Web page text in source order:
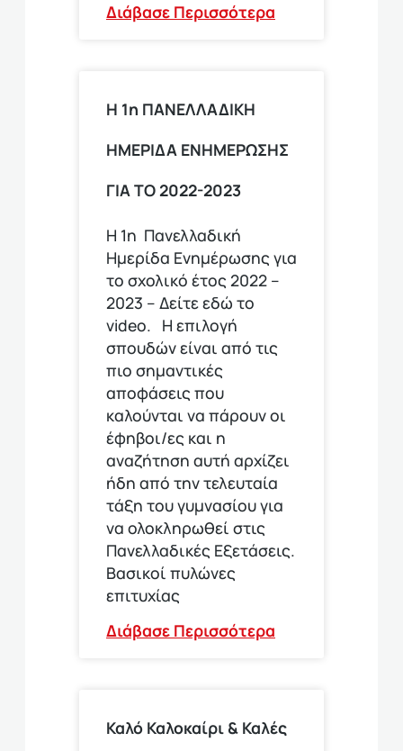
Διάβασε Περισσότερα
Η 1η ΠΑΝΕΛΛΑΔΙΚΗ
ΗΜΕΡΙΔΑ ΕΝΗΜΕΡΩΣΗΣ
ΓΙΑ ΤΟ 2022-2023
Η 1η Πανελλαδική
Ημερίδα Ενημέρωσης για
το σχολικό έτος 2022 –
2023 – Δείτε εδώ το
video. Η επιλογή
σπουδών είναι από τις
πιο σημαντικές
αποφάσεις που
καλούνται να πάρουν οι
έφηβοι/ες και η
αναζήτηση αυτή αρχίζει
ήδη από την τελευταία
τάξη του γυμνασίου για
να ολοκληρωθεί στις
Πανελλαδικές Εξετάσεις.
Βασικοί πυλώνες
επιτυχίας
Διάβασε Περισσότερα
Καλό Καλοκαίρι & Καλές